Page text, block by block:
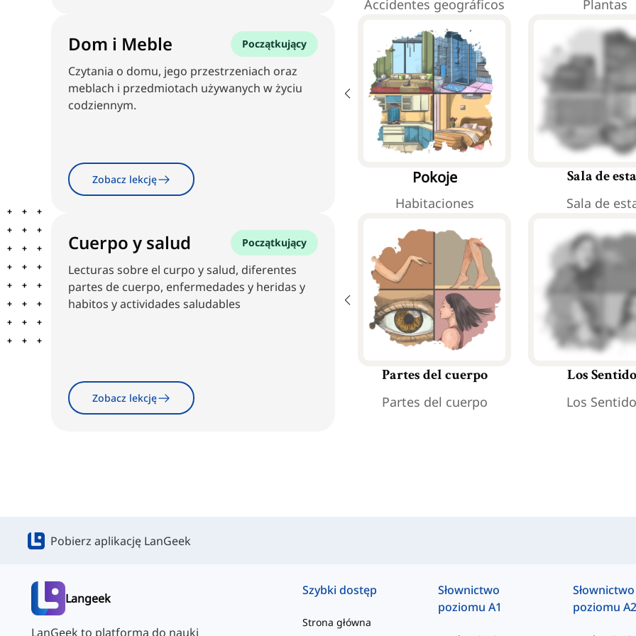
Accidentes geográficos Plantas
Dom i Meble Początkujący
Czytania o domu, jego przestrzeniach oraz
meblach i przedmiotach używanych w życiu
codziennym.
Zobacz lekcję Pokoje
Habitaciones
Sala de
Sala de
Cuerpo y salud Początkujący
Lecturas sobre el curpo y salud, diferentes
partes de cuerpo, enfermedades y heridas y
habitos y actividades saludables
Zobacz lekcję
Partes del cuerpo
Partes del cuerpo
Los
Los
Pobierz aplikację LanGeek
Langeek
LanGeek to platforma do nauki
Szybki dostęp
Strona główna
Słownictwo
poziomu A1
Słownictwo
poziomu A2